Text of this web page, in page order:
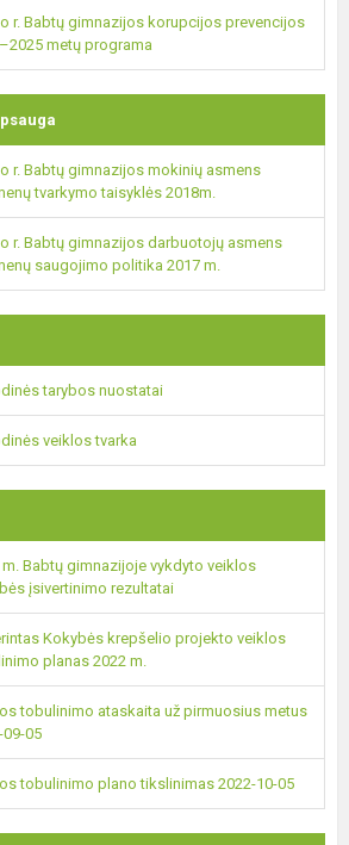
r. Babtų gimnazijos korupcijos prevencijos
metų programa
r. Babtų gimnazijos mokinių asmens
tvarkymo taisyklės 2018m.
r. Babtų gimnazijos darbuotojų asmens
saugojimo politika 2017 m.
tarybos nuostatai
veiklos tvarka
m. Babtų gimnazijoje vykdyto veiklos
įsivertinimo rezultatai
Kokybės krepšelio projekto veiklos
planas 2022 m.
tobulinimo ataskaita už pirmuosius metus
09-05
tobulinimo plano tikslinimas 2022-10-05